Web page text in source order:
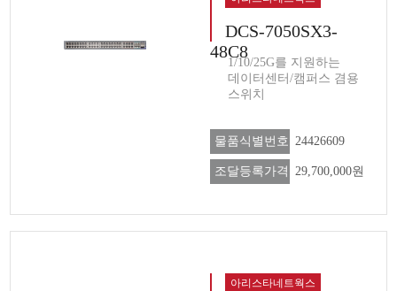
DCS-7050SX3-
48C8
1/10/25G를 지원하는
데이터센터/캠퍼스 겸용
스위치
물품식별번호 24426609
조달등록가격 29,700,000원
아리스타네트웍스